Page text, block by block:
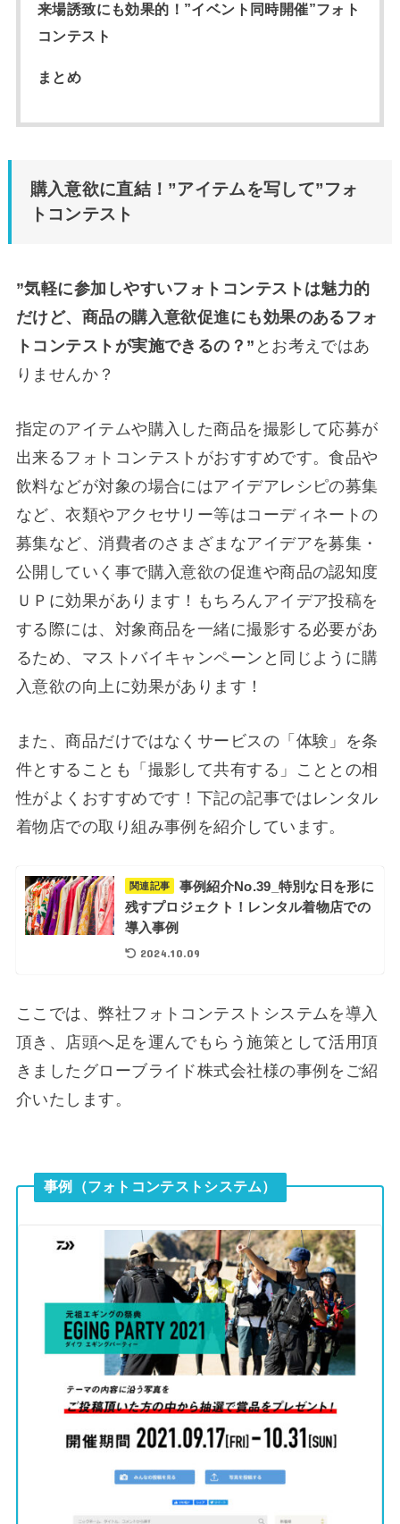
来場誘致にも効果的！”イベント同時開催”フォト
コンテスト
まとめ
購入意欲に直結！”アイテムを写して”フォ
トコンテスト
”気軽に参加しやすいフォトコンテストは魅力的
だけど、商品の購入意欲促進にも効果のあるフォ
トコンテストが実施できるの？” とお考えではあ
りませんか？
指定のアイテムや購入した商品を撮影して応募が
出来るフォトコンテストがおすすめです。食品や
飲料などが対象の場合にはアイデアレシピの募集
など、衣類やアクセサリー等はコーディネートの
募集など、消費者のさまざまなアイデアを募集・
公開していく事で購入意欲の促進や商品の認知度
ＵＰに効果があります！もちろんアイデア投稿を
する際には、対象商品を一緒に撮影する必要があ
るため、マストバイキャンペーンと同じように購
入意欲の向上に効果があります！
また、商品だけではなくサービスの「体験」を条
件とすることも「撮影して共有する」こととの相
性がよくおすすめです！下記の記事ではレンタル
着物店での取り組み事例を紹介しています。
関連記事
事例紹介No.39_特別な日を形に
残すプロジェクト！レンタル着物店での
導入事例
2024.10.09
ここでは、弊社フォトコンテストシステムを導入
頂き、店頭へ足を運んでもらう施策として活用頂
きましたグローブライド株式会社様の事例をご紹
介いたします。
事例（フォトコンテストシステム）